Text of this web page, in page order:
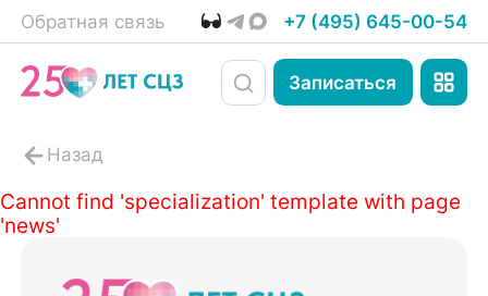
Обратная связь +7 (495) 645-00-54
Записаться
Cannot find 'specialization' template with page
'news'